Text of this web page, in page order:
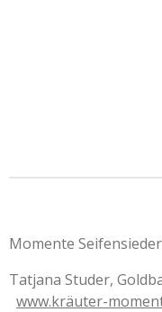
Momente
Tatjana Studer,
www.kräuter-